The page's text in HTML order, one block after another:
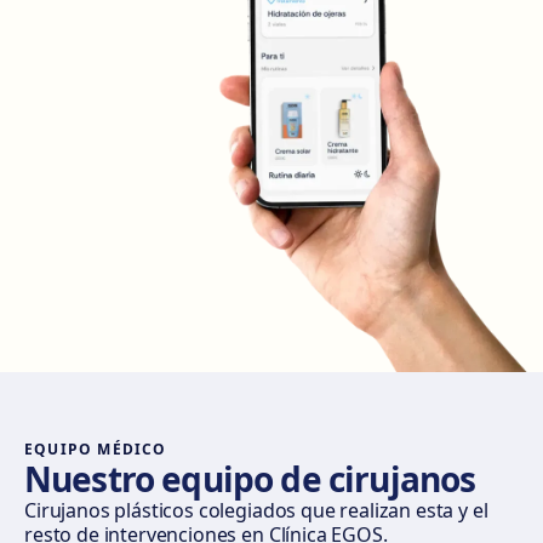
Ver clínica
Calle del Doctor Castelo, 20, Retiro, 28009 Madrid
Ver clínica
Madrid Castellana
Av. del General Perón, 20, 28020 Madrid
Valencia
Gran Via del Marqués del Túria, 82, L'Eixample, 46005
EQUIPO MÉDICO
Nuestro equipo de cirujanos
Cirujanos plásticos colegiados que realizan esta y el
resto de intervenciones en Clínica EGOS.